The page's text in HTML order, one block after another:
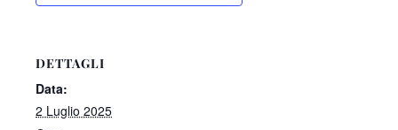
DETTAGLI
Data:
2 Luglio 2025